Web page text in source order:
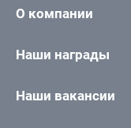
О компании
Наши награды
Наши вакансии